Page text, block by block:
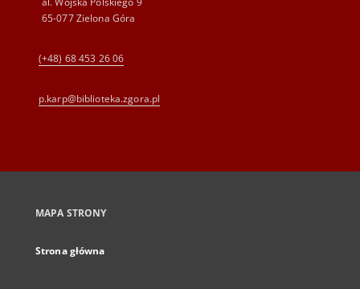
65-077 Zielona Góra
(+48) 68 453 26 06
p.karp@biblioteka.zgora.pl
MAPA STRONY
Strona główna